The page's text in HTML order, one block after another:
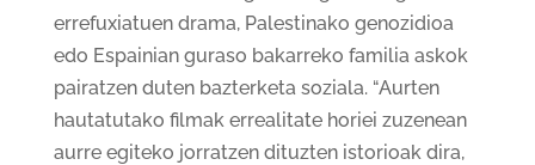
errefuxiatuen drama, Palestinako genozidioa
edo Espainian guraso bakarreko familia askok
pairatzen duten bazterketa soziala. “Aurten
hautatutako filmak errealitate horiei zuzenean
aurre egiteko jorratzen dituzten istorioak dira,